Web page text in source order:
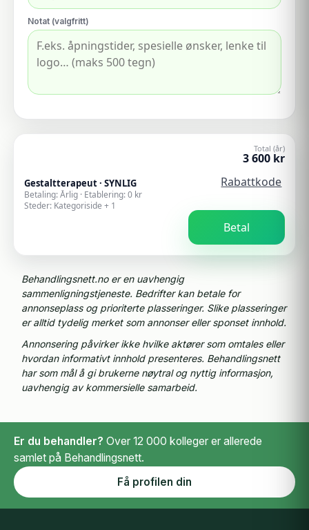
Notat (valgfritt)
Gestaltterapeut· SYNLIG
Betaling:Årlig· Etablering:0kr
Steder: Kategoriside + 1
Total (år)
3 600 kr
Rabattkode
Betal
Behandlingsnett.no er en uavhengig
sammenligningstjeneste. Bedrifter kan betale for
annonseplass og prioriterte plasseringer. Slike plasseringer
er alltid tydelig merket som annonser eller sponset innhold.
Annonsering påvirker ikke hvilke aktører som omtales eller
hvordan informativt innhold presenteres. Behandlingsnett
har som mål å gi brukerne nøytral og nyttig informasjon,
uavhengig av kommersielle samarbeid.
Er du behandler? Over 12 000 kolleger er allerede
samlet på Behandlingsnett.
Få profilen din